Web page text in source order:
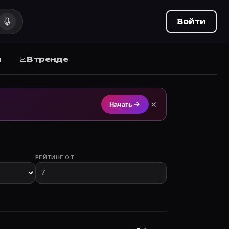
Movie Planner (movie-planner.ru).
Войти
В тренде
Начать ×
РЕЙТИНГ ОТ